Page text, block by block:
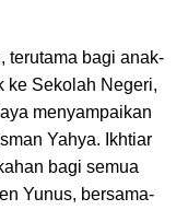
terutama bagi anak-
ke Sekolah Negeri,
menyampaikan
Yahya. Ikhtiar
bagi semua
Yunus, bersama-